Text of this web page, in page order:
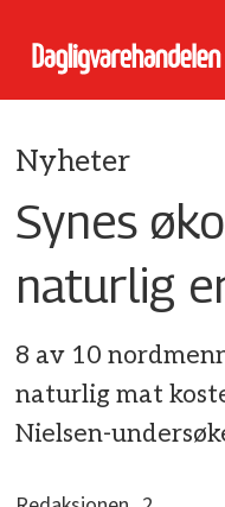
Nyheter
Synes
naturlig
8 av 10
naturlig mat
Nielsen-